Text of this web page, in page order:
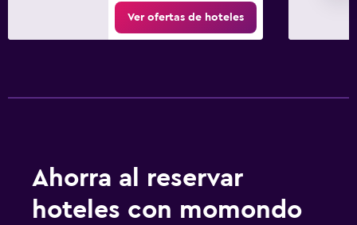
Ver ofertas de hoteles
Ahorra al reservar
hoteles con momondo